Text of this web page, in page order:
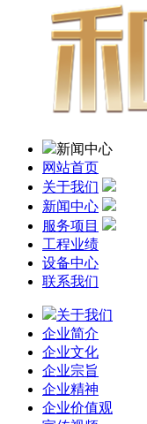
新闻中心
网站首页
关于我们
新闻中心
服务项目
工程业绩
设备中心
联系我们
关于我们
企业简介
企业文化
企业宗旨
企业精神
企业价值观